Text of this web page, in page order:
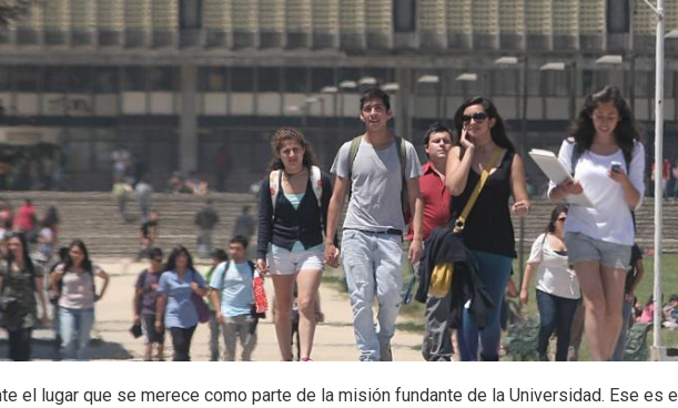
el lugar que se merece como parte de la misión fundante de la Universidad. Ese es el